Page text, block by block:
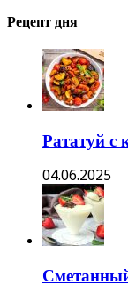
Рецепт дня
Рататуй с
04.06.2025